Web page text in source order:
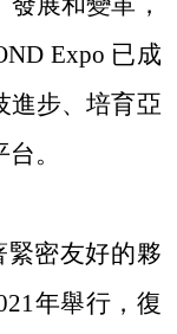
Expo 已成
進步、培育亞
。
緊密友好的夥
年舉行，復